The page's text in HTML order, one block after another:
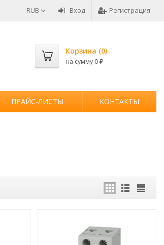
RUB Вход Регистрация
Корзина (0)
на сумму 0 ₽
ПРАЙС-ЛИСТЫ КОНТАКТЫ